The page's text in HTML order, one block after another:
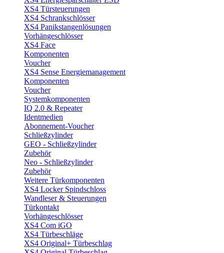
XS4 Türsteuerungen
XS4 Schrankschlösser
XS4 Panikstangenlösungen
Vorhängeschlösser
XS4 Face
Komponenten
Voucher
XS4 Sense Energiemanagement
Komponenten
Voucher
Systemkomponenten
IQ 2.0 & Repeater
Identmedien
Abonnement-Voucher
Schließzylinder
GEO - Schließzylinder
Zubehör
Neo - Schließzylinder
Zubehör
Weitere Türkomponenten
XS4 Locker Spindschloss
Wandleser & Steuerungen
Türkontakt
Vorhängeschlösser
XS4 Com iGO
XS4 Türbeschläge
XS4 Original+ Türbeschlag